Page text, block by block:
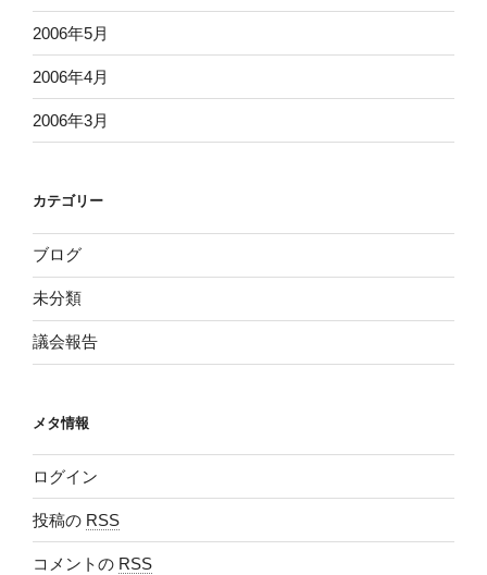
2006年5月
2006年4月
2006年3月
カテゴリー
ブログ
未分類
議会報告
メタ情報
ログイン
投稿の RSS
コメントの RSS